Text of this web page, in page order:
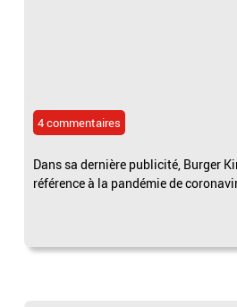
4 commentaires
Dans sa dernière publicité, Burger
référence à la pandémie de